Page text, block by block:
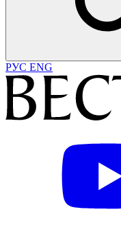
РУС ENG